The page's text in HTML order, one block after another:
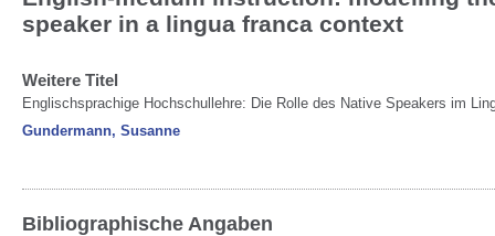
speaker in a lingua franca context
Weitere Titel
Englischsprachige Hochschullehre: Die Rolle des Native Speakers im
Gundermann, Susanne
Bibliographische Angaben